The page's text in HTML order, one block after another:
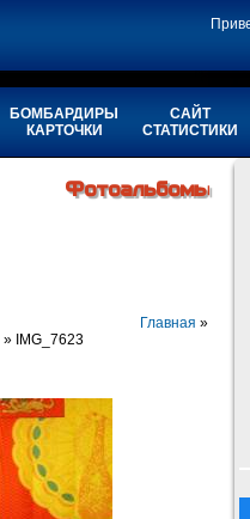
БОМБАРДИРЫ
КАРТОЧКИ
САЙТ
СТАТИСТИКИ
Фотоальбомы
Главная »
» IMG_7623